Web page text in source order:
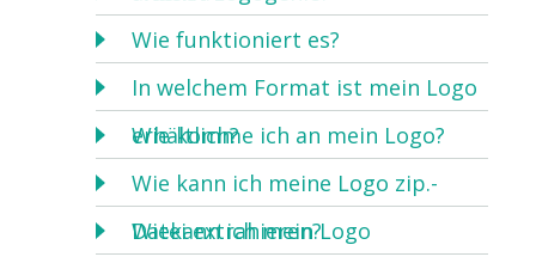
Wie funktioniert es?
In welchem Format ist mein Logo
erhältlich?
Wie komme ich an mein Logo?
Wie kann ich meine Logo zip.-
Datei extrahieren?
Wiekann ich mein Logo